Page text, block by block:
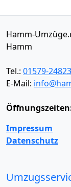
Hamm-
Hamm
Tel.: 01579-
E-Mail:
Impressum
Datenschutz